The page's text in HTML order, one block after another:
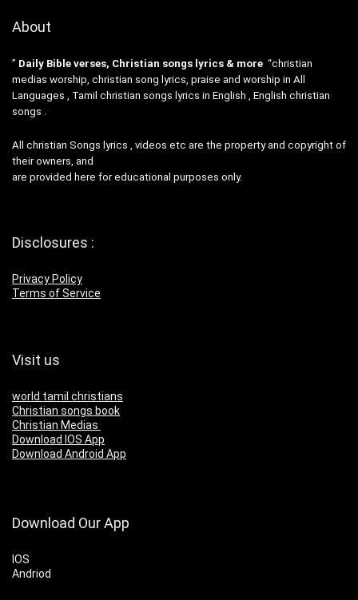
About
” Daily Bible verses, Christian songs lyrics & more “christian
medias worship, christian song lyrics, praise and worship in All
Languages , Tamil christian songs lyrics in English , English christian
songs .
All christian Songs lyrics , videos etc are the property and copyright of
their owners, and
are provided here for educational purposes only.
Disclosures :
Privacy Policy
Terms of Service
Visit us
world tamil christians
Christian songs book
Christian Medias
Download IOS App
Download Android App
Download Our App
IOS
Andriod